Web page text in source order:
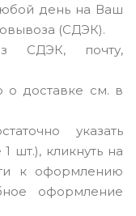
день на Ваш
(СДЭК).
СДЭК, почту,
доставке см. в
указать
шт.), кликнуть на
к оформлению
оформление